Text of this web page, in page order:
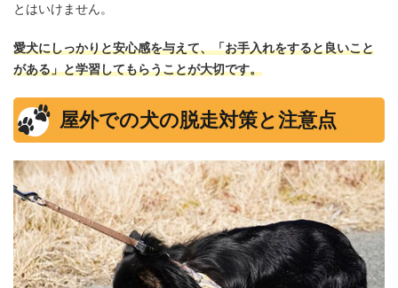
とはいけません。
愛犬にしっかりと安心感を与えて、「お手入れをすると良いこと
がある」と学習してもらうことが大切です。
屋外での犬の脱走対策と注意点